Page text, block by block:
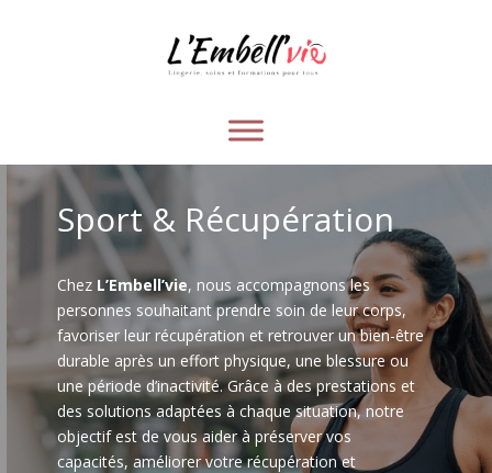
Sport & Récupération
Chez L’Embell’vie, nous accompagnons les
personnes souhaitant prendre soin de leur corps,
favoriser leur récupération et retrouver un bien-être
durable après un effort physique, une blessure ou
une période d’inactivité. Grâce à des prestations et
des solutions adaptées à chaque situation, notre
objectif est de vous aider à préserver vos
capacités, améliorer votre récupération et